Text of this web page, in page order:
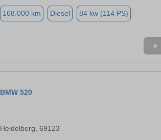
168.000 km Diesel 84 kw (114 PS)
★
BMW 520
Heidelberg, 69123